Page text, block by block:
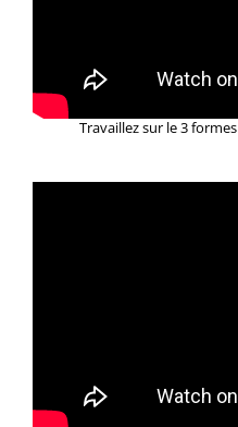
Travaillez sur le 3 formes